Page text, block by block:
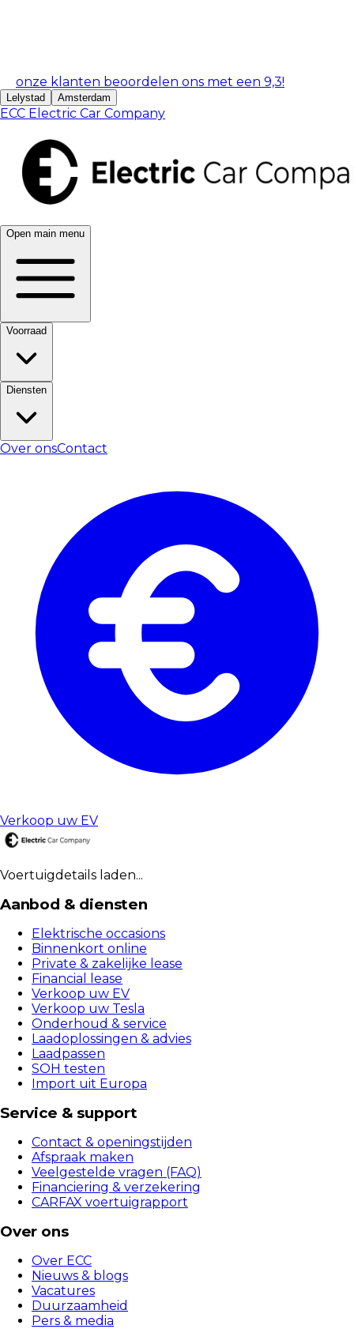
onze klanten beoordelen ons met een 9,3!
Lelystad Amsterdam
ECC Electric Car Company
Open main menu
Voorraad
Diensten
Over onsContact
Verkoop uw EV
Voertuigdetails laden...
Aanbod & diensten
Elektrische occasions
Binnenkort online
Private & zakelijke lease
Financial lease
Verkoop uw EV
Verkoop uw Tesla
Onderhoud & service
Laadoplossingen & advies
Laadpassen
SOH testen
Import uit Europa
Service & support
Contact & openingstijden
Afspraak maken
Veelgestelde vragen (FAQ)
Financiering & verzekering
CARFAX voertuigrapport
Over ons
Over ECC
Nieuws & blogs
Vacatures
Duurzaamheid
Pers & media